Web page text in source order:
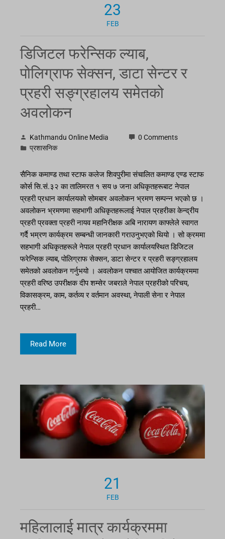
23
FEB
डिजिटल फरेन्सिक ल्याब,
पोलिग्राफ सेक्सन, डाटा सेन्टर र
प्रहरी सङ्ग्रहालय समेतको
अवलोकन
Kathmandu Online Media
0 Comments
प्रशासनिक
सैनिक कमाण्ड तथा स्टाफ कलेज शिवपुरीमा संचालित कमाण्ड एण्ड स्टाफ
कोर्स सि.सं.३२ का तालिमरत १ सय ७ जना अधिकृतहरूबाट नेपाल
प्रहरी प्रधान कार्यालयको सोमबार अवलोकन भ्रमण सम्पन्न भएको छ ।
अवलोकन भ्रमणमा सहभागी अधिकृतहरूलाई नेपाल प्रहरीका केन्द्रीय
प्रहरी प्रवक्ता प्रहरी नायव महानिरीक्षक अबि नारायण काफ्लेले स्वागत
गर्दै भम्रण कार्यक्रम सम्बन्धी जानकारी गराउनुभएको थियो । सो क्रममा
सहभागी अधिकृतहरूले नेपाल प्रहरी प्रधान कार्यालयस्थित डिजिटल
फरेन्सिक ल्याब, पोलिग्राफ सेक्सन, डाटा सेन्टर र प्रहरी सङ्ग्रहालय
समेतको अवलोकन गर्नुभयो । अवलोकन पश्चात आयोजित कार्यक्रममा
प्रहरी वरिष्ठ उपरीक्षक दीप शम्सेर जबराले नेपाल प्रहरीको परिचय,
विकासक्रम, काम, कर्तव्य र वर्तमान अवस्था, नेपाली सेना र नेपाल
प्रहरी…
Read More
21
FEB
महिलालाई मात्र कार्यक्रममा